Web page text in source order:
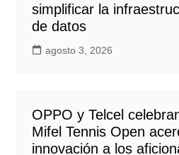
simplificar la
de datos
agosto 3, 2026
OPPO y Telcel
Mifel Tennis Open
innovación a los